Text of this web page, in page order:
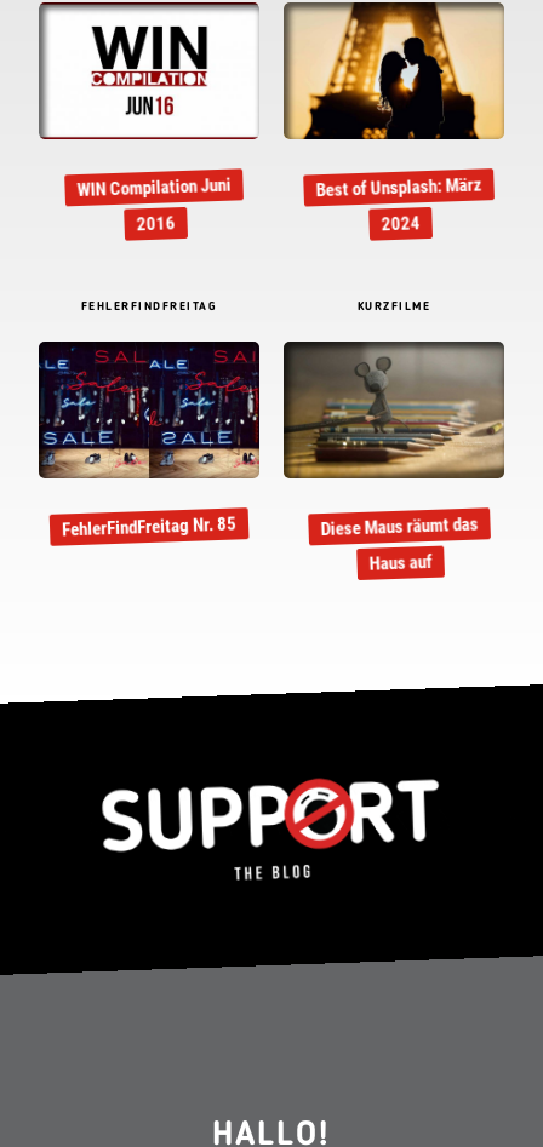
WIN Compilation Juni
2016
Best of Unsplash: März
2024
FEHLERFINDFREITAG
FehlerFindFreitag Nr. 85
KURZFILME
Diese Maus räumt das
Haus auf
HALLO!